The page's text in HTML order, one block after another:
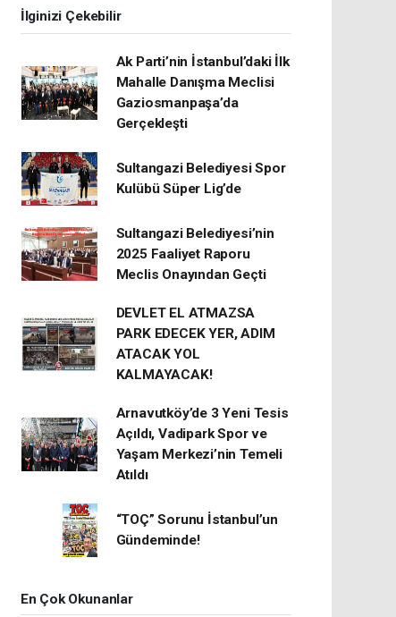
İlginizi Çekebilir
Ak Parti’nin İstanbul’daki İlk
Mahalle Danışma Meclisi
Gaziosmanpaşa’da
Gerçekleşti
Sultangazi Belediyesi Spor
Kulübü Süper Lig’de
Sultangazi Belediyesi’nin
2025 Faaliyet Raporu
Meclis Onayından Geçti
DEVLET EL ATMAZSA
PARK EDECEK YER, ADIM
ATACAK YOL
KALMAYACAK!
Arnavutköy’de 3 Yeni Tesis
Açıldı, Vadipark Spor ve
Yaşam Merkezi’nin Temeli
Atıldı
“TOÇ” Sorunu İstanbul’un
Gündeminde!
En Çok Okunanlar